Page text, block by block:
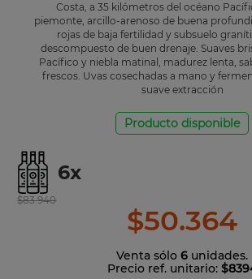
Costa, a 35 kilómetros del océano
piemonte, arcillo-arenoso de buena
rojas de baja fertilidad y subsuelo
descompuesto de buen drenaje. Suaves
Pacífico y niebla matinal, madurez lenta,
frescos. Uvas cosechadas a mano y
suave extracción
Producto disponible
6x
$50.364
$83.940
Venta sólo 6 unidades.
Precio ref. unitario: